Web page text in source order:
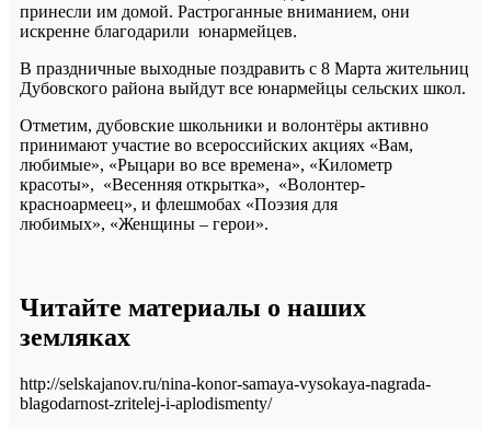
принесли им домой. Растроганные вниманием, они
искренне благодарили юнармейцев.
В праздничные выходные поздравить с 8 Марта жительниц
Дубовского района выйдут все юнармейцы сельских школ.
Отметим, дубовские школьники и волонтёры активно
принимают участие во всероссийских акциях «Вам,
любимые», «Рыцари во все времена», «Километр
красоты», «Весенняя открытка», «Волонтер-
красноармеец», и флешмобах «Поэзия для
любимых», «Женщины – герои».
Читайте материалы о наших
земляках
http://selskajanov.ru/nina-konor-samaya-vysokaya-nagrada-
blagodarnost-zritelej-i-aplodismenty/